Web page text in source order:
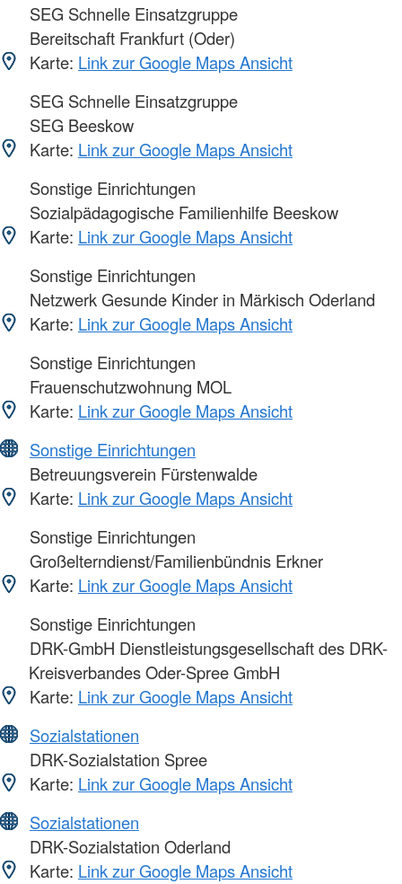
SEG Schnelle Einsatzgruppe
Bereitschaft Frankfurt (Oder)
Karte: Link zur Google Maps Ansicht
SEG Schnelle Einsatzgruppe
SEG Beeskow
Karte: Link zur Google Maps Ansicht
Sonstige Einrichtungen
Sozialpädagogische Familienhilfe Beeskow
Karte: Link zur Google Maps Ansicht
Sonstige Einrichtungen
Netzwerk Gesunde Kinder in Märkisch Oderland
Karte: Link zur Google Maps Ansicht
Sonstige Einrichtungen
Frauenschutzwohnung MOL
Karte: Link zur Google Maps Ansicht
Sonstige Einrichtungen
Betreuungsverein Fürstenwalde
Karte: Link zur Google Maps Ansicht
Sonstige Einrichtungen
Großelterndienst/Familienbündnis Erkner
Karte: Link zur Google Maps Ansicht
Sonstige Einrichtungen
DRK-GmbH Dienstleistungsgesellschaft des DRK-
Kreisverbandes Oder-Spree GmbH
Karte: Link zur Google Maps Ansicht
Sozialstationen
DRK-Sozialstation Spree
Karte: Link zur Google Maps Ansicht
Sozialstationen
DRK-Sozialstation Oderland
Karte: Link zur Google Maps Ansicht